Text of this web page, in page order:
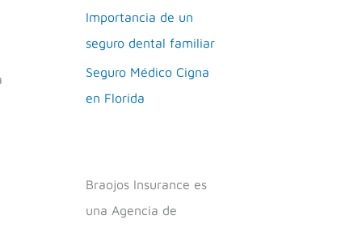
Importancia de un
seguro dental familiar
Seguro Médico Cigna
en Florida
Braojos Insurance es
una Agencia de